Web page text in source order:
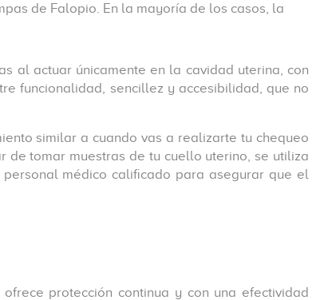
de Falopio. En la mayoría de los casos, la
al actuar únicamente en la cavidad uterina, con
funcionalidad, sencillez y accesibilidad, que no
similar a cuando vas a realizarte tu chequeo
de tomar muestras de tu cuello uterino, se utiliza
médico calificado para asegurar que el
protección continua y con una efectividad